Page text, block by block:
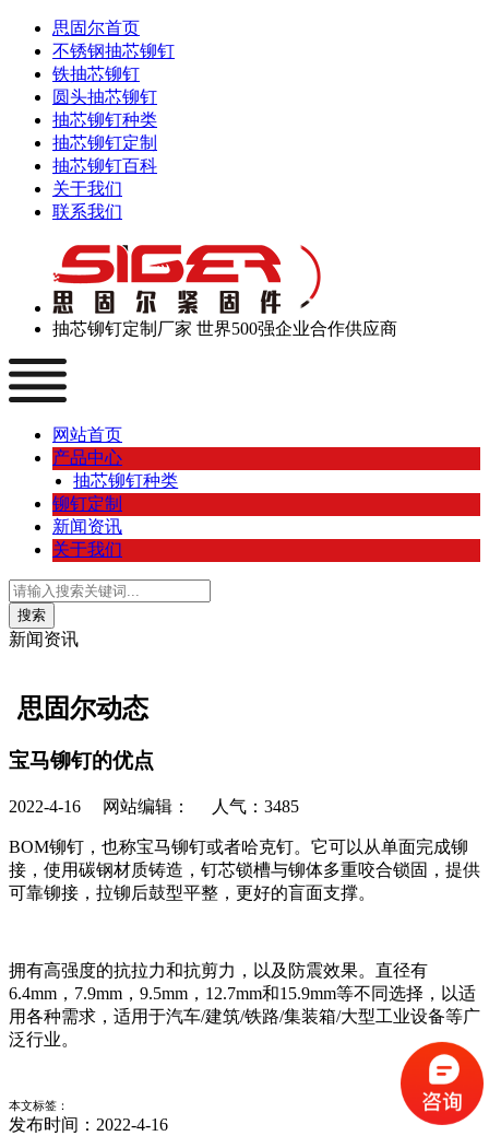
思固尔首页
不锈钢抽芯铆钉
铁抽芯铆钉
圆头抽芯铆钉
抽芯铆钉种类
抽芯铆钉定制
抽芯铆钉百科
关于我们
联系我们
抽芯铆钉定制厂家 世界500强企业合作供应商
网站首页
产品中心
抽芯铆钉种类
铆钉定制
新闻资讯
关于我们
新闻资讯
思固尔动态
宝马铆钉的优点
2022-4-16 网站编辑： 人气： 3485
BOM铆钉，也称宝马铆钉或者哈克钉。它可以从单面完成铆
接，使用碳钢材质铸造，钉芯锁槽与铆体多重咬合锁固，提供
可靠铆接，拉铆后鼓型平整，更好的盲面支撑。
拥有高强度的抗拉力和抗剪力，以及防震效果。直径有
6.4mm，7.9mm，9.5mm，12.7mm和15.9mm等不同选择，以适
用各种需求，适用于汽车/建筑/铁路/集装箱/大型工业设备等广
泛行业。
本文标签：
发布时间：2022-4-16